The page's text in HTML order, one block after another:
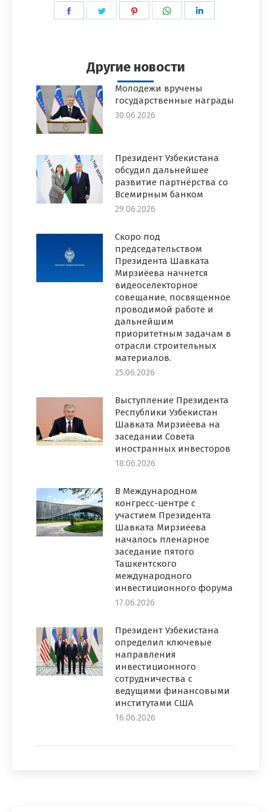
ПоделитьсяПоделитьсяПоделитьсяПоделиться
Другие новости
Молодежи вручены
государственные награды
30.06.2026
Президент Узбекистана
обсудил дальнейшее
развитие партнёрства со
Всемирным банком
29.06.2026
Скоро под
председательством
Президента Шавката
Мирзиёева начнется
видеоселекторное
совещание, посвященное
проводимой работе и
дальнейшим
приоритетным задачам в
отрасли строительных
материалов.
25.06.2026
Выступление Президента
Республики Узбекистан
Шавката Мирзиёева на
заседании Совета
иностранных инвесторов
18.06.2026
В Международном
конгресс-центре с
участием Президента
Шавката Мирзиёева
началось пленарное
заседание пятого
Ташкентского
международного
инвестиционного форума
17.06.2026
Президент Узбекистана
определил ключевые
направления
инвестиционного
сотрудничества с
ведущими финансовыми
институтами США
16.06.2026